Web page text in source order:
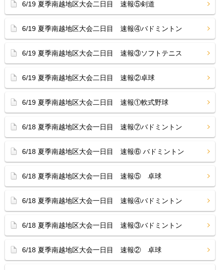
6/19 夏季南越地区大会二日目 速報⑤剣道
6/19 夏季南越地区大会二日目 速報④バドミントン
6/19 夏季南越地区大会二日目 速報③ソフトテニス
6/19 夏季南越地区大会二日目 速報②卓球
6/19 夏季南越地区大会二日目 速報①軟式野球
6/18 夏季南越地区大会一日目 速報⑦バドミントン
6/18 夏季南越地区大会一日目 速報⑥ バドミントン
6/18 夏季南越地区大会一日目 速報⑤ 卓球
6/18 夏季南越地区大会一日目 速報④バドミントン
6/18 夏季南越地区大会一日目 速報③バドミントン
6/18 夏季南越地区大会一日目 速報② 卓球